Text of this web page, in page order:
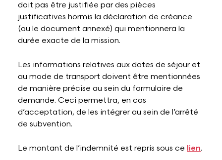
doit pas être justifiée par des pièces
justificatives hormis la déclaration de créance
(ou le document annexé) qui mentionnera la
durée exacte de la mission.
Les informations relatives aux dates de séjour et
au mode de transport doivent être mentionnées
de manière précise au sein du formulaire de
demande. Ceci permettra, en cas
d’acceptation, de les intégrer au sein de l’arrêté
de subvention.
Le montant de l’indemnité est repris sous ce lien.